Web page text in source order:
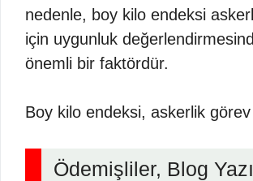
nedenle, boy kilo endeksi
için uygunluk
önemli bir faktördür.
Boy kilo endeksi, askerlik görev
Ödemişliler, Blog